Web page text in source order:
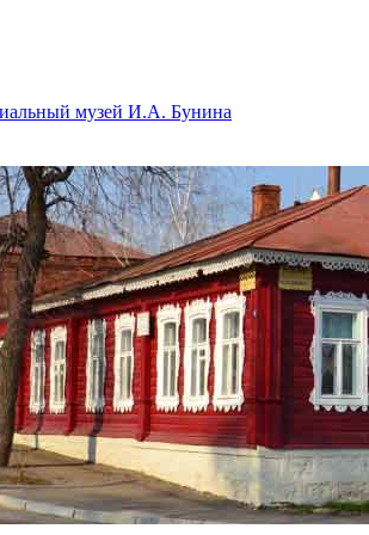
музей И.А. Бунина